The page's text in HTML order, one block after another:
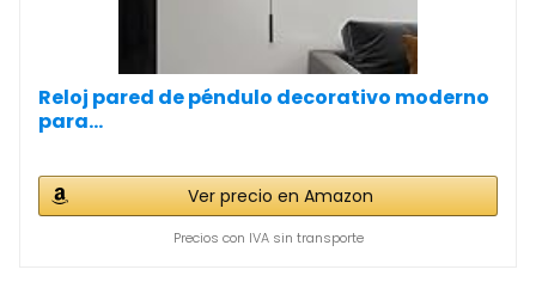
Reloj pared de péndulo decorativo moderno
para...
Ver precio en Amazon
Precios con IVA sin transporte